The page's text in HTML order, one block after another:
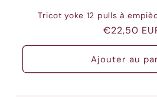
Tricot yoke 12 pulls à
Prix
habituel
€22,50
Ajouter au